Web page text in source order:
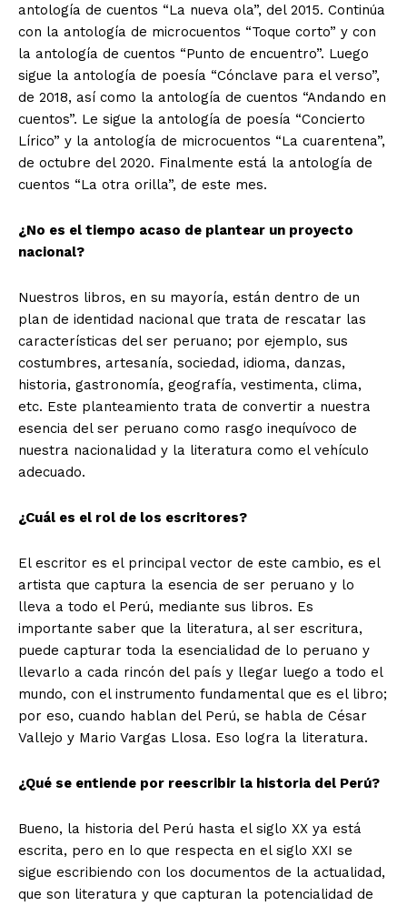
antología de cuentos “La nueva ola”, del 2015. Continúa
con la antología de microcuentos “Toque corto” y con
la antología de cuentos “Punto de encuentro”. Luego
sigue la antología de poesía “Cónclave para el verso”,
de 2018, así como la antología de cuentos “Andando en
cuentos”. Le sigue la antología de poesía “Concierto
Lírico” y la antología de microcuentos “La cuarentena”,
de octubre del 2020. Finalmente está la antología de
cuentos “La otra orilla”, de este mes.
¿No es el tiempo acaso de plantear un proyecto
nacional?
Nuestros libros, en su mayoría, están dentro de un
plan de identidad nacional que trata de rescatar las
características del ser peruano; por ejemplo, sus
costumbres, artesanía, sociedad, idioma, danzas,
historia, gastronomía, geografía, vestimenta, clima,
etc. Este planteamiento trata de convertir a nuestra
esencia del ser peruano como rasgo inequívoco de
nuestra nacionalidad y la literatura como el vehículo
adecuado.
¿Cuál es el rol de los escritores?
El escritor es el principal vector de este cambio, es el
artista que captura la esencia de ser peruano y lo
lleva a todo el Perú, mediante sus libros. Es
importante saber que la literatura, al ser escritura,
puede capturar toda la esencialidad de lo peruano y
llevarlo a cada rincón del país y llegar luego a todo el
mundo, con el instrumento fundamental que es el libro;
por eso, cuando hablan del Perú, se habla de César
Vallejo y Mario Vargas Llosa. Eso logra la literatura.
¿Qué se entiende por reescribir la historia del Perú?
Bueno, la historia del Perú hasta el siglo XX ya está
escrita, pero en lo que respecta en el siglo XXI se
sigue escribiendo con los documentos de la actualidad,
que son literatura y que capturan la potencialidad de